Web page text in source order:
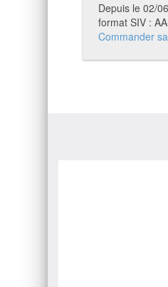
Depuis le 02/
format SIV :
Commander